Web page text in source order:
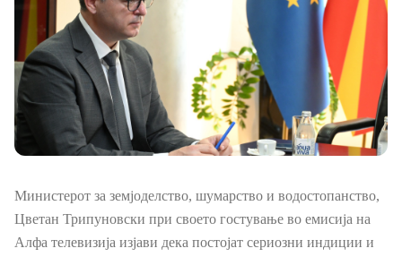
Превенција од корупција
Односи со јавност
Новости
Јавни огласи
Министерот за земјоделство, шумарство и водостопанство,
Цветан Трипуновски при своето гостување во емисија на
Алфа телевизија изјави дека постојат сериозни индиции и